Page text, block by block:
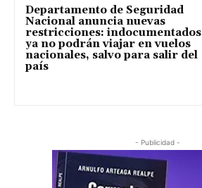
Departamento de Seguridad
Nacional anuncia nuevas
restricciones: indocumentados
ya no podrán viajar en vuelos
nacionales, salvo para salir del
país
- Publicidad -